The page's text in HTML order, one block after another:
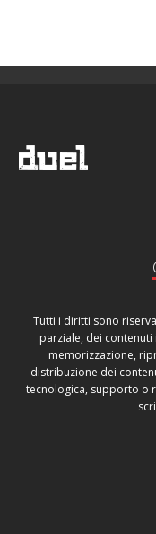
Tutti i diritti sono
parziale, dei
memorizzazione,
distribuzione dei
tecnologica, supporto o